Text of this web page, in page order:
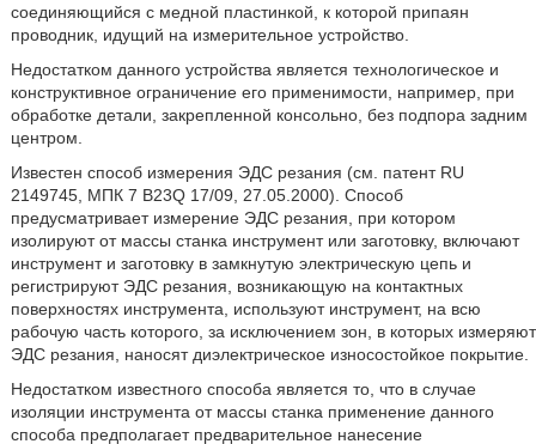
соединяющийся с медной пластинкой, к которой припаян
проводник, идущий на измерительное устройство.
Недостатком данного устройства является технологическое и
конструктивное ограничение его применимости, например, при
обработке детали, закрепленной консольно, без подпора задним
центром.
Известен способ измерения ЭДС резания (см. патент RU
2149745, МПК 7 B23Q 17/09, 27.05.2000). Способ
предусматривает измерение ЭДС резания, при котором
изолируют от массы станка инструмент или заготовку, включают
инструмент и заготовку в замкнутую электрическую цепь и
регистрируют ЭДС резания, возникающую на контактных
поверхностях инструмента, используют инструмент, на всю
рабочую часть которого, за исключением зон, в которых измеряют
ЭДС резания, наносят диэлектрическое износостойкое покрытие.
Недостатком известного способа является то, что в случае
изоляции инструмента от массы станка применение данного
способа предполагает предварительное нанесение